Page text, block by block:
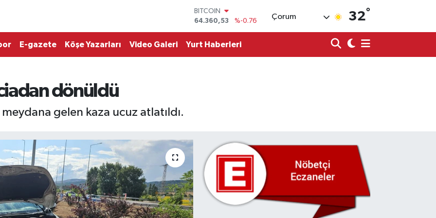
DOLAR
47,7069
%0.17
EURO
55,0265
%0.01
Çorum 32°
E-gazete Köşe Yazarları Video Galeri Yurt Haberleri
dönüldü
gelen kaza ucuz atlatıldı.